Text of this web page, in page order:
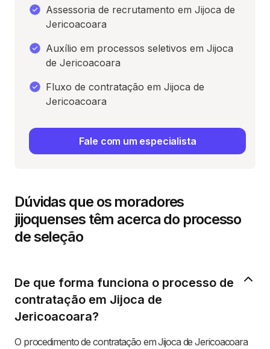
Dúvidas que os moradores
jijoquenses têm acerca do processo
de seleção
De que forma funciona o processo de
contratação em Jijoca de
Jericoacoara?
O procedimento de contratação em Jijoca de Jericoacoara
Assessoria de recrutamento em Jijoca de
Jericoacoara
Auxílio em processos seletivos em Jijoca
de Jericoacoara
Fluxo de contratação em Jijoca de
Jericoacoara
Fale com um especialista